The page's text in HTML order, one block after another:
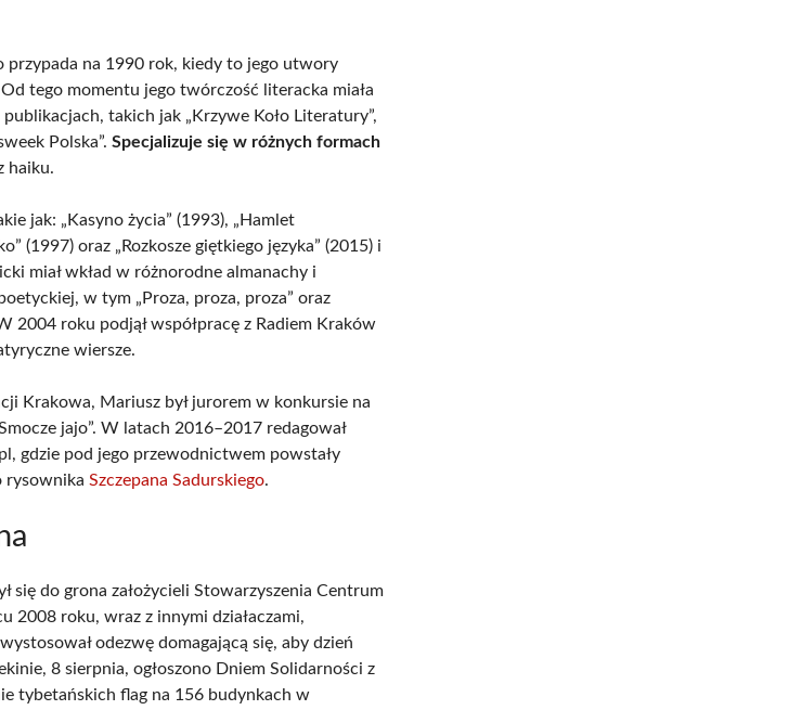
na 1990 rok, kiedy to jego utwory
Od tego momentu jego twórczość literacka miała
takich jak „Krzywe Koło Literatury”,
Polska”.Specjalizuje się w różnych formach
haiku.
jak: „Kasyno życia” (1993), „Hamlet
(1997) oraz „Rozkosze giętkiego języka” (2015) i
miał wkład w różnorodne almanachy i
w tym „Proza, proza, proza” oraz
2004 roku podjął współpracę z Radiem Kraków
wiersze.
Krakowa, Mariusz był jurorem w konkursie na
jajo”. W latach 2016–2017 redagował
gdzie pod jego przewodnictwem powstały
rysownikaSzczepana Sadurskiego.
się do grona założycieli Stowarzyszenia Centrum
2008 roku, wraz z innymi działaczami,
odezwę domagającą się, aby dzień
8 sierpnia, ogłoszono Dniem Solidarności z
tybetańskich flag na 156 budynkach w